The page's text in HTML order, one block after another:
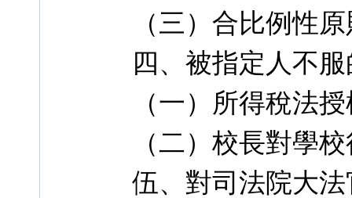
（三）合比例性
四、被指定人不
（一）所得稅法
（二）校長對學
伍、對司法院大